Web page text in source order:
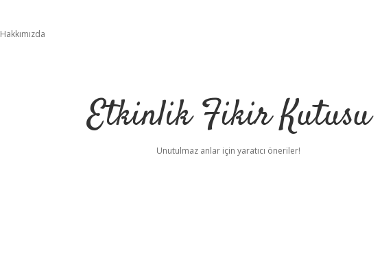
Hakkımızda
Etkinlik Fikir Kutusu
Unutulmaz anlar için yaratıcı öneriler!